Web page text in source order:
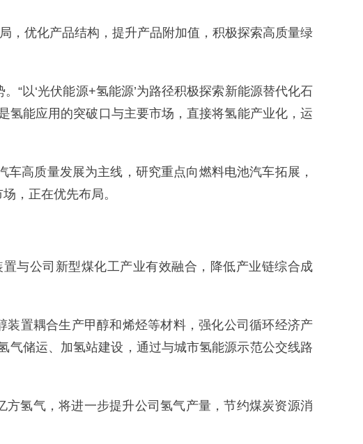
，优化产品结构，提升产品附加值，积极探索高质量绿
“以‘光伏能源+氢能源’为路径积极探索新能源替代化石
氢能应用的突破口与主要市场，直接将氢能产业化，运
高质量发展为主线，研究重点向燃料电池汽车拓展，
，正在优先布局。
与公司新型煤化工产业有效融合，降低产业链综合成
装置耦合生产甲醇和烯烃等材料，强化公司循环经济产
气储运、加氢站建设，通过与城市氢能源示范公交线路
氢气，将进一步提升公司氢气产量，节约煤炭资源消